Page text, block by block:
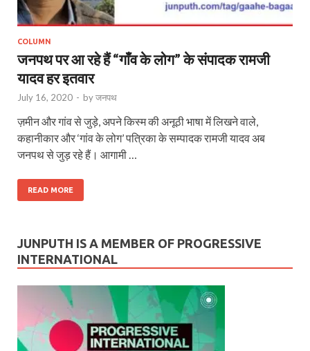
COLUMN
जनपथ पर आ रहे हैं “गाँव के लोग” के संपादक रामजी
यादव हर इतवार
July 16, 2020 - byजनपथ
ज़मीन और गांव से जुड़े, अपने किस्‍म की अनूठी भाषा में लिखने वाले,
कहानीकार और ‘गांव के लोग’ पत्रिका के सम्‍पादक रामजी यादव अब
जनपथ से जुड़ रहे हैं। आगामी …
READ MORE
JUNPUTH IS A MEMBER OF PROGRESSIVE
INTERNATIONAL